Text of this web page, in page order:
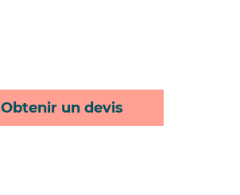
Obtenir un devis